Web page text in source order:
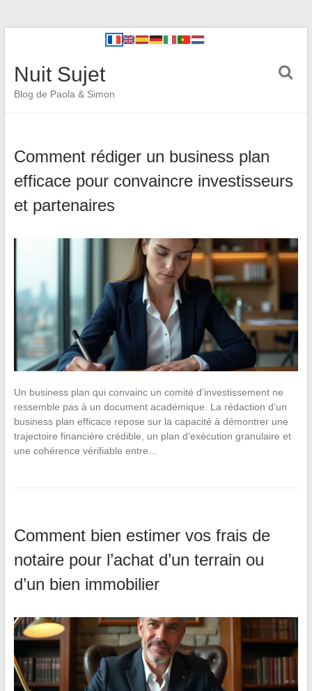
Nuit Sujet
Blog de Paola & Simon
Comment rédiger un business plan
efficace pour convaincre investisseurs
et partenaires
Un business plan qui convainc un comité d’investissement ne
ressemble pas à un document académique. La rédaction d’un
business plan efficace repose sur la capacité à démontrer une
trajectoire financière crédible, un plan d’exécution granulaire et
une cohérence vérifiable entre…
Comment bien estimer vos frais de
notaire pour l’achat d’un terrain ou
d’un bien immobilier